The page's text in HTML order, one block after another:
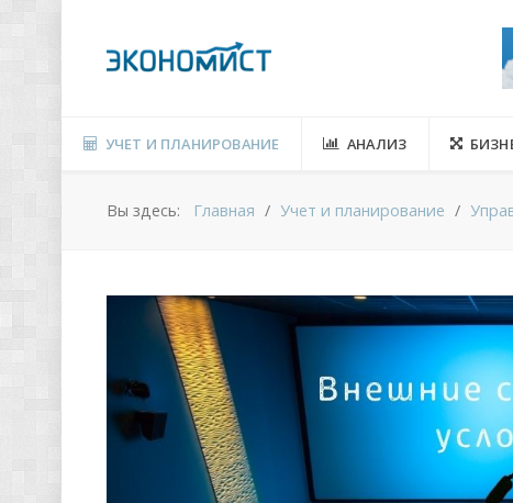
УЧЕТ И ПЛАНИРОВАНИЕ АНАЛИЗ
Вы здесь: Главная Учет и планирование